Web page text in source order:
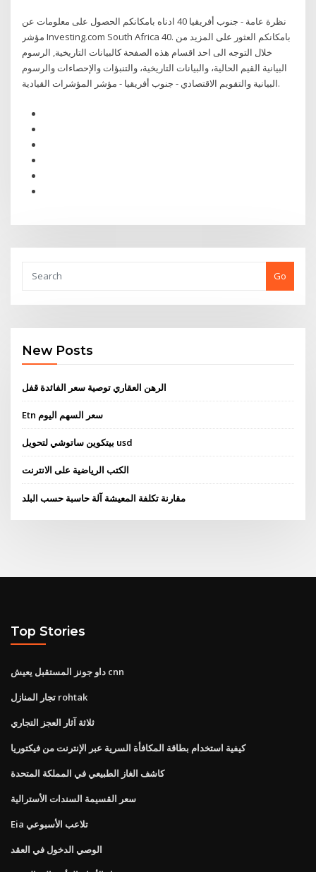
نظرة عامة - جنوب أفريقيا 40 ادناه بامكانكم الحصول على معلومات عن
مؤشر Investing.com South Africa 40. بامكانكم العثور على المزيد من
خلال التوجه الى احد اقسام هذه الصفحة كالبيانات التاريخية, الرسوم
البيانية القيم الحالية، والبيانات التاريخية، والتنبؤات والإحصاءات والرسوم
البيانية والتقويم الاقتصادي - جنوب أفريقيا - مؤشر المؤشرات القيادية.
Go
New Posts
الرهن العقاري توصية سعر الفائدة قفل
Etn سعر السهم اليوم
بيتكوين ساتوشي لتحويل usd
الكتب الرياضية على الانترنت
مقارنة تكلفة المعيشة آلة حاسبة حسب البلد
Top Stories
داو جونز المستقبل يعيش cnn
تجار المنازل rohtak
ثلاثة آثار العجز التجاري
كيفية استخدام بطاقة المكافأة السرية عبر الإنترنت من فيكتوريا
كاشف الغاز الطبيعي في المملكة المتحدة
سعر القسيمة السندات الأسترالية
Eia تلاعب الأسبوعي
الوصي الدخول في العقد